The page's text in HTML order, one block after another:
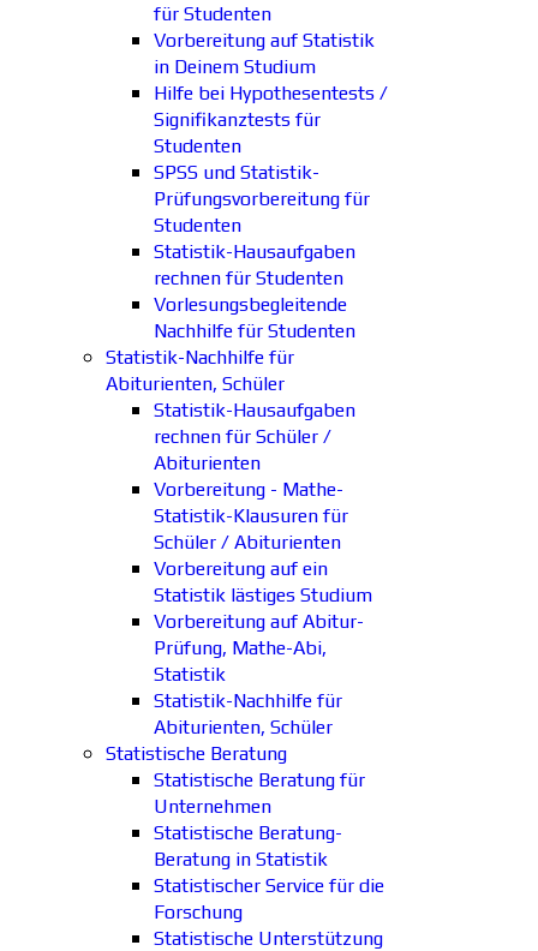
für Studenten
Vorbereitung auf Statistik
in Deinem Studium
Hilfe bei Hypothesentests /
Signifikanztests für
Studenten
SPSS und Statistik-
Prüfungsvorbereitung für
Studenten
Statistik-Hausaufgaben
rechnen für Studenten
Vorlesungsbegleitende
Nachhilfe für Studenten
Statistik-Nachhilfe für
Abiturienten, Schüler
Statistik-Hausaufgaben
rechnen für Schüler /
Abiturienten
Vorbereitung - Mathe-
Statistik-Klausuren für
Schüler / Abiturienten
Vorbereitung auf ein
Statistik lästiges Studium
Vorbereitung auf Abitur-
Prüfung, Mathe-Abi,
Statistik
Statistik-Nachhilfe für
Abiturienten, Schüler
Statistische Beratung
Statistische Beratung für
Unternehmen
Statistische Beratung-
Beratung in Statistik
Statistischer Service für die
Forschung
Statistische Unterstützung